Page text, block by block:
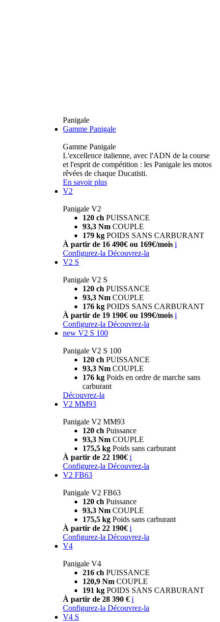
Panigale
Gamme Panigale
Gamme Panigale
L'excellence italienne, avec l'ADN de la course
et l'esprit de compétition : les Panigale les motos
rêvées de chaque Ducatisti.
En savoir plus
V2
Panigale V2
120 ch PUISSANCE
93,3 Nm COUPLE
179 kg POIDS SANS CARBURANT
À partir de 16 490€ ou 169€/mois i
Configurez-la Découvrez-la
V2 S
Panigale V2 S
120 ch PUISSANCE
93,3 Nm COUPLE
176 kg POIDS SANS CARBURANT
À partir de 19 190€ ou 199€/mois i
Configurez-la Découvrez-la
new V2 S 100
Panigale V2 S 100
120 ch PUISSANCE
93,3 Nm COUPLE
176 kg Poids en ordre de marche sans
carburant
Découvrez-la
V2 MM93
Panigale V2 MM93
120 ch Puissance
93,3 Nm COUPLE
175,5 kg Poids sans carburant
À partir de 22 190€ i
Configurez-la Découvrez-la
V2 FB63
Panigale V2 FB63
120 ch Puissance
93,3 Nm COUPLE
175,5 kg Poids sans carburant
À partir de 22 190€ i
Configurez-la Découvrez-la
V4
Panigale V4
216 ch PUISSANCE
120,9 Nm COUPLE
191 kg POIDS SANS CARBURANT
À partir de 28 390 € i
Configurez-la Découvrez-la
V4 S